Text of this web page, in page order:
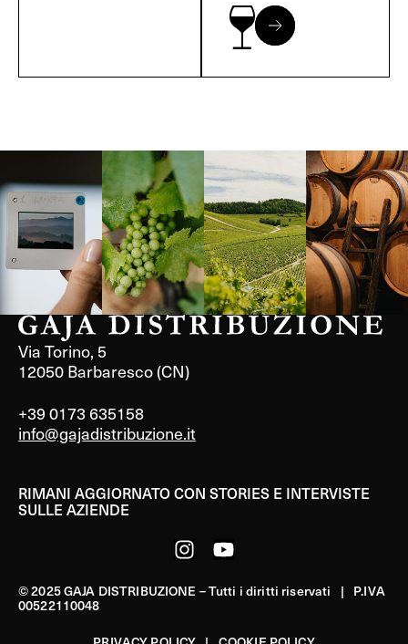
Langa, 1977 Borgogna,
Francia
Borgogna,
Francia
Instagram
Via Torino, 5
12050 Barbaresco (CN)
+39 0173 635158
info@gajadistribuzione.it
RIMANI AGGIORNATO CON STORIES E INTERVISTE
SULLE AZIENDE
© 2025 GAJA DISTRIBUZIONE – Tutti i diritti riservati | P.IVA
00522110048